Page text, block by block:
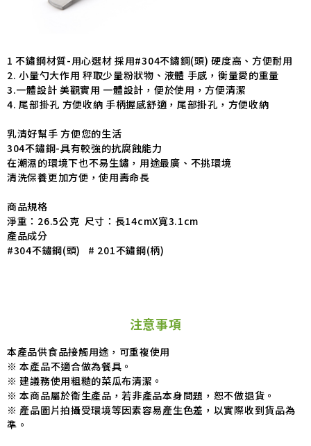
1 不鏽鋼材質-用心選材 採用#304不鏽鋼(頭) 硬度高、方便耐用
2. 小量勺大作用 秤取少量粉狀物、液體 手感，衡量愛的重量
3.一體設計 美觀實用 一體設計，便於使用，方便清潔
4. 尾部掛孔 方便收納 手柄握感舒適，尾部掛孔，方便收納
乳清好幫手 方便您的生活
304不鏽鋼-具有較強的抗腐蝕能力
在潮濕的環境下也不易生鏽，用途最廣、不挑環境
清洗保養更加方便，使用壽命長
商品規格
淨重：26.5公克 尺寸：長14cmX寬3.1cm
產品成分
#304不鏽鋼(頭) # 201不鏽鋼(柄)
注意事項
本產品供食品接觸用途，可重複使用
※ 本產品不適合做為餐具。
※ 建議務使用粗糙的菜瓜布清潔。
※ 本商品屬於衛生產品，若非產品本身問題，恕不做退貨。
※ 產品圖片拍攝受環境等因素容易產生色差，以實際收到貨品為
準。